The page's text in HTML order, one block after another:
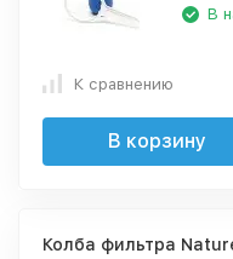
В
К сравнению
В корзину
Колба фильтра